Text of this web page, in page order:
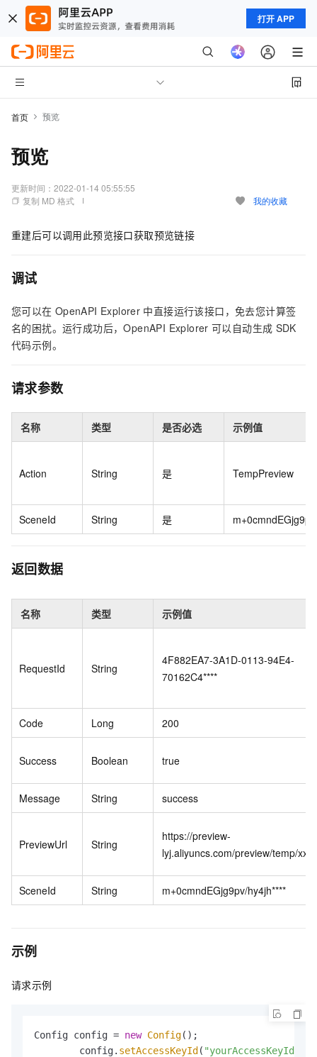
打开 APP
首页 预览
预览
更新时间： 2022-01-14 05:55:55
复制 MD 格式
我的收藏
重建后可以调用此预览接口获取预览链接
调试
您可以在 OpenAPI Explorer 中直接运行该接口，免去您计算签
名的困扰。运行成功后，OpenAPI Explorer 可以自动生成 SDK
代码示例。
请求参数
名称 类型 是否必选 示例值
Action String 是 TempPreview
SceneId String 是
返回数据
名称 类型 示例值
RequestId String
4F882EA7-3A1D-0113-94E4-
70162C4****
Code Long 200
Success Boolean true
Message String success
PreviewUrl String
https://preview-
lyj.aliyuncs.com/preview/temp/
SceneId String m+0cmndEGjg9pv/hy4jh****
示例
请求示例
Config config = new Config();
        config.
setAccessKeyId( "yourAccessKeyId"